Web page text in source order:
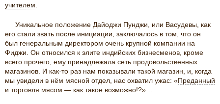
учителем
Уникальное положение Дайоджи Пунджи, или Васудевы, как
его стали звать после инициации, заключалось в том, что он
был генеральным директором очень крупной компании на
Фиджи. Он относился к элите индийских бизнесменов, кроме
всего прочего, ему принадлежала сеть продовольственных
магазинов. И как-то раз нам показывали такой магазин, и, когда
мы увидели в нём мясной отдел, нас охватил ужас: «Преданный
и торговля мясом — как такое возможно!?»…